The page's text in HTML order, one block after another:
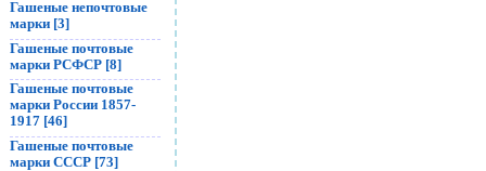
Гашеные непочтовые
марки [3]
Гашеные почтовые
марки РСФСР [8]
Гашеные почтовые
марки России 1857-
1917 [46]
Гашеные почтовые
марки СССР [73]